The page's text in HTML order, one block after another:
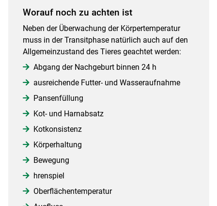
Worauf noch zu achten ist
Neben der Überwachung der Körpertemperatur
muss in der Transitphase natürlich auch auf den
Allgemeinzustand des Tieres geachtet werden:
Abgang der Nachgeburt binnen 24 h
ausreichende Futter- und Wasseraufnahme
Pansenfüllung
Kot- und Harnabsatz
Kotkonsistenz
Körperhaltung
Bewegung
hrenspiel
Oberflächentemperatur